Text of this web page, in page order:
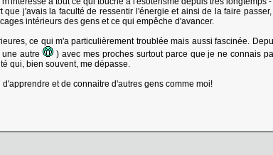
j'avais la faculté de ressentir l'énergie et ainsi de la faire
intérieurs des gens et ce qui empêche d'avancer.
ce qui m'a particulièrement troublée mais aussi fascinée.
une autre
) avec mes proches surtout parce que je ne connais
qui, bien souvent, me dépasse.
et de connaitre d'autres gens comme moi!